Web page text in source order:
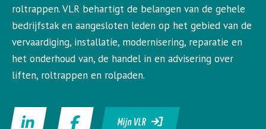
roltrappen. VLR behartigt de belangen van de gehele
bedrijfstak en aangesloten leden op het gebied van de
vervaardiging, installatie, modernisering, reparatie en
het onderhoud van, de handel in en advisering over
liften, roltrappen en rolpaden.
Mijn VLR